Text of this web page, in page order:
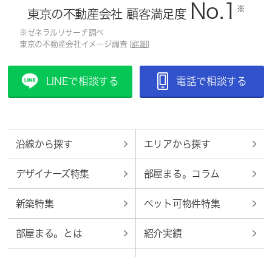
東京の不動産会社 顧客満足度 No.1 ※
※ゼネラルリサーチ調べ
東京の不動産会社イメージ調査 [ 詳細
LINEで相談する 電話で相談する
沿線から探す エリアから探す
デザイナーズ特集 部屋まる。コラム
新築特集 ペット可物件特集
部屋まる。とは 紹介実績